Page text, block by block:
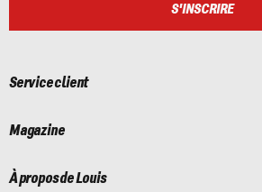
S'INSCRIRE
Service client
Magazine
À propos de Louis